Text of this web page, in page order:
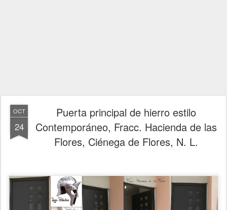
OCT
24
Puerta principal de hierro estilo
Contemporáneo, Fracc. Hacienda de las
Flores, Ciénega de Flores, N. L.